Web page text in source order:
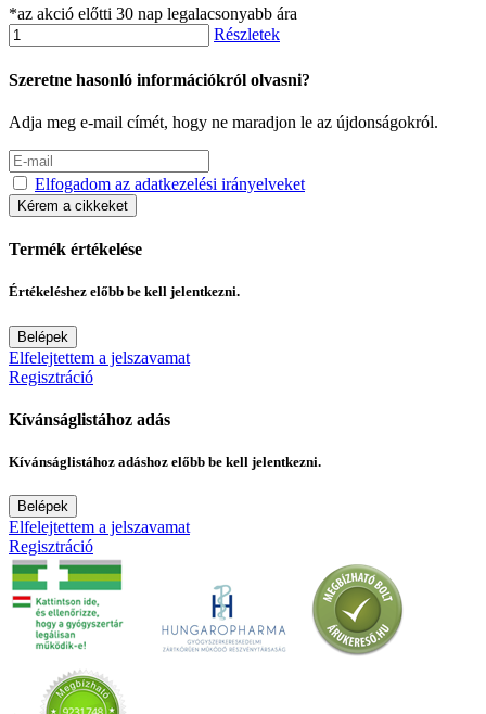
*az akció előtti 30 nap legalacsonyabb ára
Részletek
Szeretne hasonló információkról olvasni?
Adja meg e-mail címét, hogy ne maradjon le az újdonságokról.
Elfogadom az adatkezelési irányelveket
Kérem a cikkeket
Termék értékelése
Értékeléshez előbb be kell jelentkezni.
Belépek
Elfelejtettem a jelszavamat
Regisztráció
Kívánságlistához adás
Kívánságlistához adáshoz előbb be kell jelentkezni.
Belépek
Elfelejtettem a jelszavamat
Regisztráció